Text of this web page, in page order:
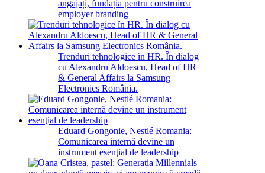
angajați, fundația pentru construirea
employer branding
Trenduri tehnologice în HR. În dialog
cu Alexandru Aldoescu, Head of HR
& General Affairs la Samsung
Electronics România.
Eduard Gongonie, Nestlé Romania:
Comunicarea internă devine un
instrument esenţial de leadership